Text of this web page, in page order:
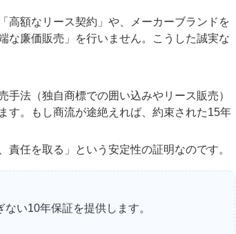
高額なリース契約」や、メーカーブランドを
な廉価販売」を行いません。こうした誠実な
手法（独自商標での囲い込みやリース販売）
す。もし商流が途絶えれば、約束された15年
任を取る」という安定性の証明なのです。
い10年保証を提供します。